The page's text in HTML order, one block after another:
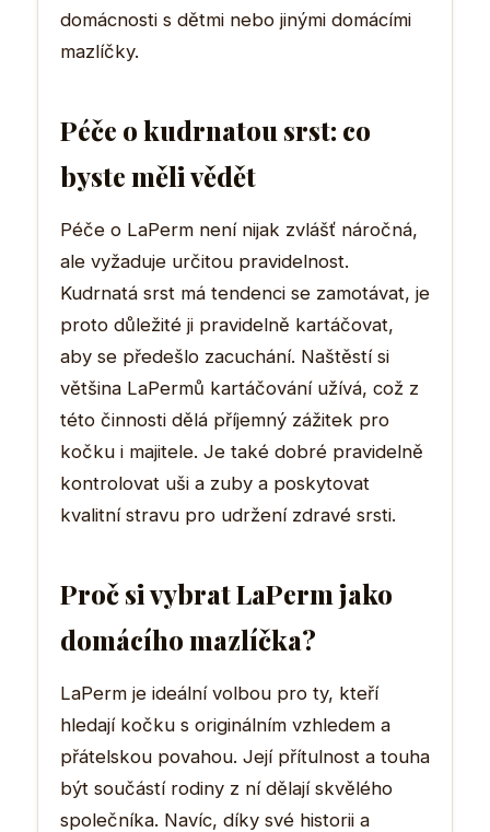
domácnosti s dětmi nebo jinými domácími
mazlíčky.
Péče o kudrnatou srst: co
byste měli vědět
Péče o LaPerm není nijak zvlášť náročná,
ale vyžaduje určitou pravidelnost.
Kudrnatá srst má tendenci se zamotávat, je
proto důležité ji pravidelně kartáčovat,
aby se předešlo zacuchání. Naštěstí si
většina LaPermů kartáčování užívá, což z
této činnosti dělá příjemný zážitek pro
kočku i majitele. Je také dobré pravidelně
kontrolovat uši a zuby a poskytovat
kvalitní stravu pro udržení zdravé srsti.
Proč si vybrat LaPerm jako
domácího mazlíčka?
LaPerm je ideální volbou pro ty, kteří
hledají kočku s originálním vzhledem a
přátelskou povahou. Její přítulnost a touha
být součástí rodiny z ní dělají skvělého
společníka. Navíc, díky své historii a